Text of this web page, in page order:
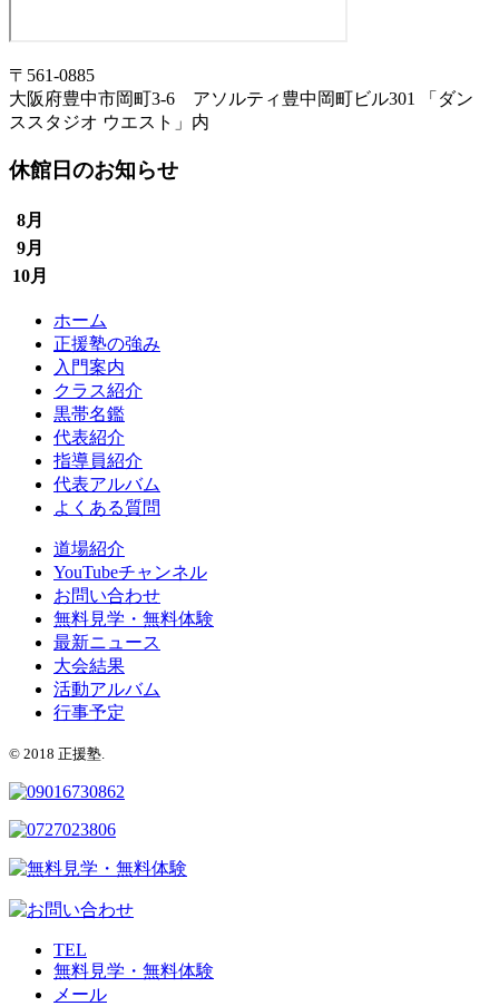
〒561-0885
大阪府豊中市岡町3-6 アソルティ豊中岡町ビル301 「ダン
ススタジオ ウエスト」内
休館日のお知らせ
8月
9月
10月
ホーム
正援塾の強み
入門案内
クラス紹介
黒帯名鑑
代表紹介
指導員紹介
代表アルバム
よくある質問
道場紹介
YouTubeチャンネル
お問い合わせ
無料見学・無料体験
最新ニュース
大会結果
活動アルバム
行事予定
© 2018 正援塾.
TEL
無料見学・無料体験
メール